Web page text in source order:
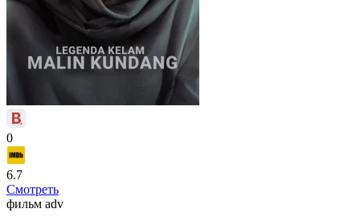
0
6.7
Смотреть
фильм adv